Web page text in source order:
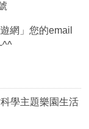
網」您的email
學主題樂園生活